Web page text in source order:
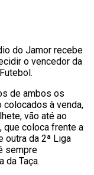
do Jamor recebe
o vencedor da
de ambos os
à venda,
vão até ao
que coloca frente a
outra da 2ª Liga
sempre
da Taça.